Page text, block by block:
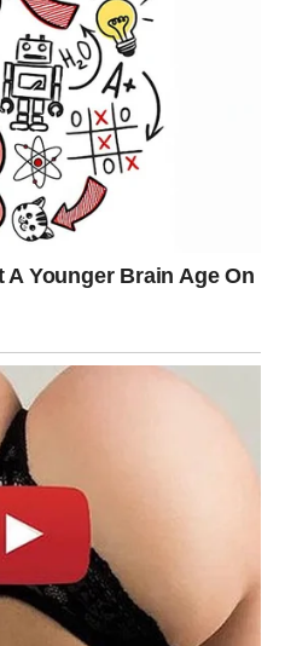
romantičan i sudbinski
poznanstvo koje djeluje kao
nagrada
dugo pamtiti.
preokret.
sada konačno dolazi
što zaslužujete